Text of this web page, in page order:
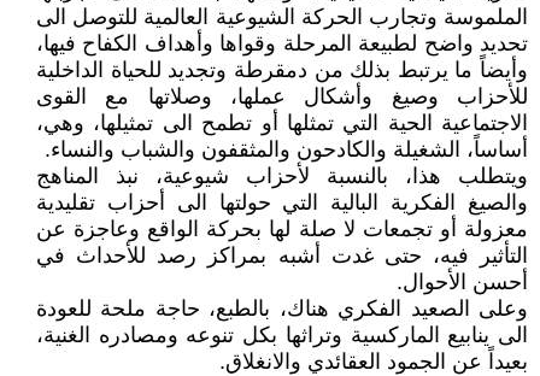
الملموسة وتجارب الحركة الشيوعية العالمية للتوصل الى
تحديد واضح لطبيعة المرحلة وقواها وأهداف الكفاح فيها،
وأيضاً ما يرتبط بذلك من دمقرطة وتجديد للحياة الداخلية
للأحزاب وصيغ وأشكال عملها، وصلاتها مع القوى
الاجتماعية الحية التي تمثلها أو تطمح الى تمثيلها، وهي،
أساساً، الشغيلة والكادحون والمثقفون والشباب والنساء.
ويتطلب هذا، بالنسبة لأحزاب شيوعية، نبذ المناهج
والصيغ الفكرية البالية التي حولتها الى أحزاب تقليدية
معزولة أو تجمعات لا صلة لها بحركة الواقع وعاجزة عن
التأثير فيه، حتى غدت أشبه بمراكز رصد للأحداث في
أحسن الأحوال.
وعلى الصعيد الفكري هناك، بالطبع، حاجة ملحة للعودة
الى ينابيع الماركسية وتراثها بكل تنوعه ومصادره الغنية،
بعيداً عن الجمود العقائدي والانغلاق.